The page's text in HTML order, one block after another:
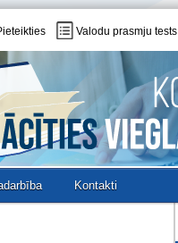
Valodu prasmju tests
Kontakti